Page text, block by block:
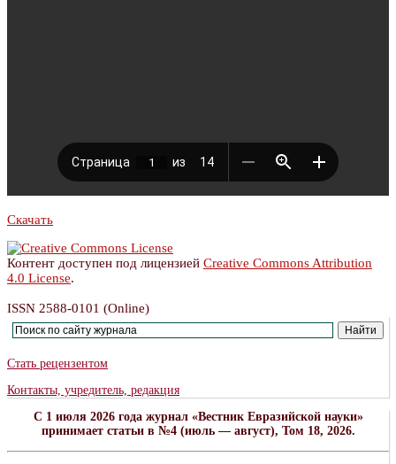
Скачать
Контент доступен под лицензией Creative Commons Attribution
4.0 License.
ISSN 2588-0101 (Online)
Стать рецензентом
Контакты, учредитель, редакция
C 1 июля 2026 года журнал «Вестник Евразийской науки»
принимает статьи в №4 (июль — август), Том 18, 2026.